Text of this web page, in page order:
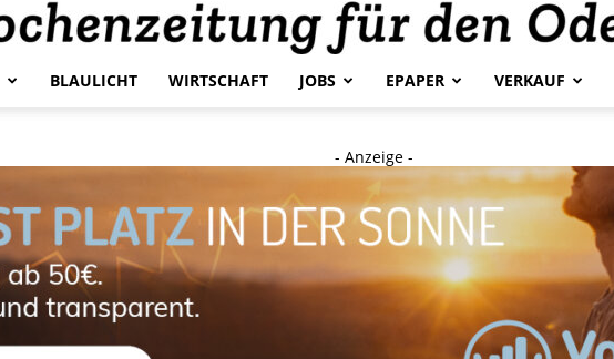
BLAULICHT WIRTSCHAFT JOBS EPAPER VERKAUF
- Anzeige -